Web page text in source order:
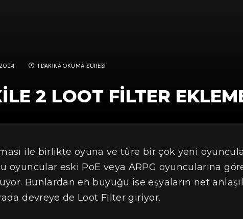
1 DAKIKA OKUMA SÜRESI
2 LOOT FILTER
ile birlikte oyuna ve türe bir çok yeni
oyuncular eski PoE veya ARPG oyuncularına
Bunlardan en büyüğü ise eşyaların net
devreye de Loot Filter giriyor.